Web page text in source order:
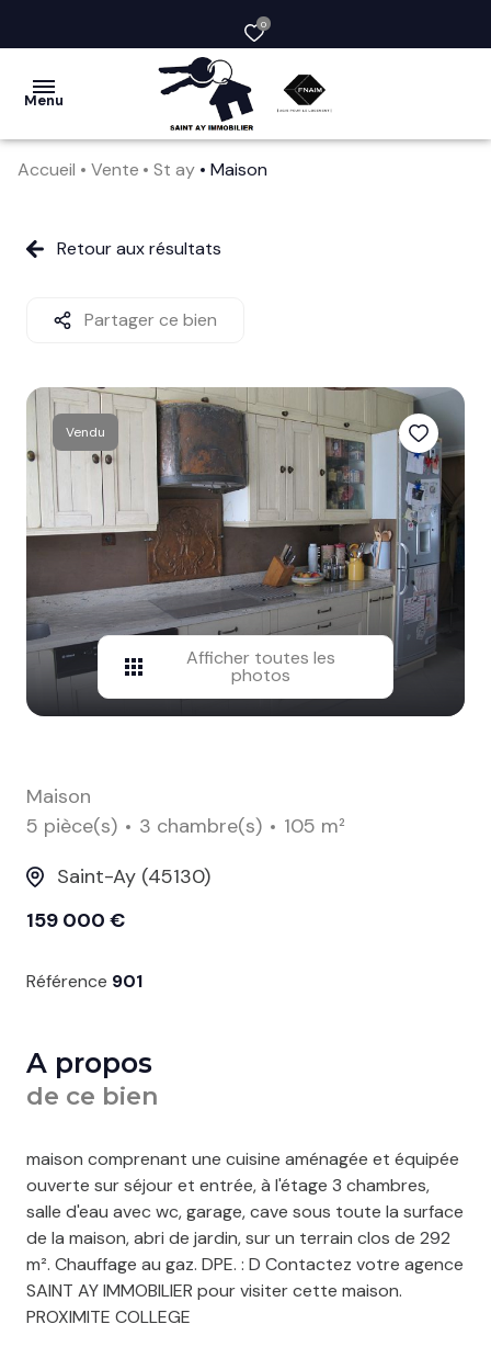
0
Menu
vendre
société
services
avis
clients
contact
Accueil Vente St ay Maison
Retour aux résultats
Partager ce bien
Vendu
Afficher toutes les
photos
Maison
5 pièce(s)
3 chambre(s)
105 m²
Saint-Ay (45130)
159 000 €
Référence 901
A propos
de ce bien
maison comprenant une cuisine aménagée et équipée
ouverte sur séjour et entrée, à l'étage 3 chambres,
salle d'eau avec wc, garage, cave sous toute la surface
de la maison, abri de jardin, sur un terrain clos de 292
m². Chauffage au gaz. DPE. : D Contactez votre agence
SAINT AY IMMOBILIER pour visiter cette maison.
PROXIMITE COLLEGE